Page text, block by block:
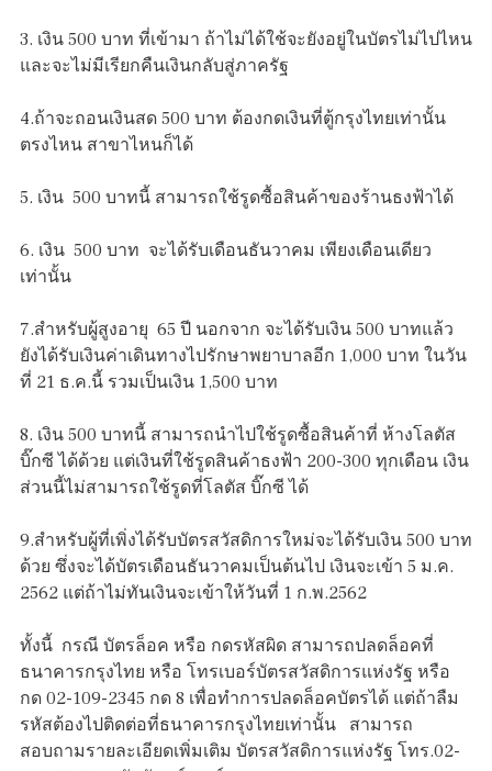
3. เงิน 500 บาท ที่เข้ามา ถ้าไม่ได้ใช้จะยังอยู่ในบัตรไม่ไปไหน
และจะไม่มีเรียกคืนเงินกลับสู่ภาครัฐ
4.ถ้าจะถอนเงินสด 500 บาท ต้องกดเงินที่ตู้กรุงไทยเท่านั้น
ตรงไหน สาขาไหนก็ได้
5. เงิน 500 บาทนี้ สามารถใช้รูดซื้อสินค้าของร้านธงฟ้าได้
6. เงิน 500 บาท จะได้รับเดือนธันวาคม เพียงเดือนเดียว
เท่านั้น
7.สำหรับผู้สูงอายุ 65 ปี นอกจาก จะได้รับเงิน 500 บาทแล้ว
ยังได้รับเงินค่าเดินทางไปรักษาพยาบาลอีก 1,000 บาท ในวัน
ที่ 21 ธ.ค.นี้ รวมเป็นเงิน 1,500 บาท
8. เงิน 500 บาทนี้ สามารถนำไปใช้รูดซื้อสินค้าที่ ห้างโลตัส
บิ๊กซี ได้ด้วย แต่เงินที่ใช้รูดสินค้าธงฟ้า 200-300 ทุกเดือน เงิน
ส่วนนี้ไม่สามารถใช้รูดที่โลตัส บิ๊กซี ได้
9.สำหรับผู้ที่เพิ่งได้รับบัตรสวัสดิการใหม่จะได้รับเงิน 500 บาท
ด้วย ซึ่งจะได้บัตรเดือนธันวาคมเป็นต้นไป เงินจะเข้า 5 ม.ค.
2562 แต่ถ้าไม่ทันเงินจะเข้าให้วันที่ 1 ก.พ.2562
ทั้งนี้ กรณี บัตรล็อค หรือ กดรหัสผิด สามารถปลดล็อคที่
ธนาคารกรุงไทย หรือ โทรเบอร์บัตรสวัสดิการแห่งรัฐ หรือ
กด 02-109-2345 กด 8 เพื่อทำการปลดล็อคบัตรได้ แต่ถ้าลืม
รหัสต้องไปติดต่อที่ธนาคารกรุงไทยเท่านั้น สามารถ
สอบถามรายละเอียดเพิ่มเติม บัตรสวัสดิการแห่งรัฐ โทร.02-